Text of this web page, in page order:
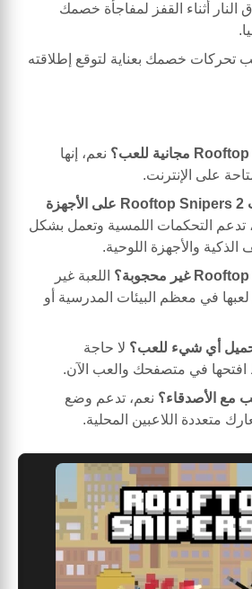
أثناء القفز لمفاجأة خصمك
تحركات خصمك بعناية لتوقع إطلاقته
نعم، إنها
على الإنترنت.
هل يمكنني لعب Rooftop Snipers 2 على الأجهزة
تدعم التحكمات اللمسية وتعمل بشكل
الذكية والأجهزة اللوحية.
اللعبة غير
في معظم البيئات المدرسية أو
أي شيء للعب؟ لا حاجة
افتحها في متصفحك والعب الآن.
مع الأصدقاء؟ نعم، تدعم وضع
متعددة اللاعبين المحلية.